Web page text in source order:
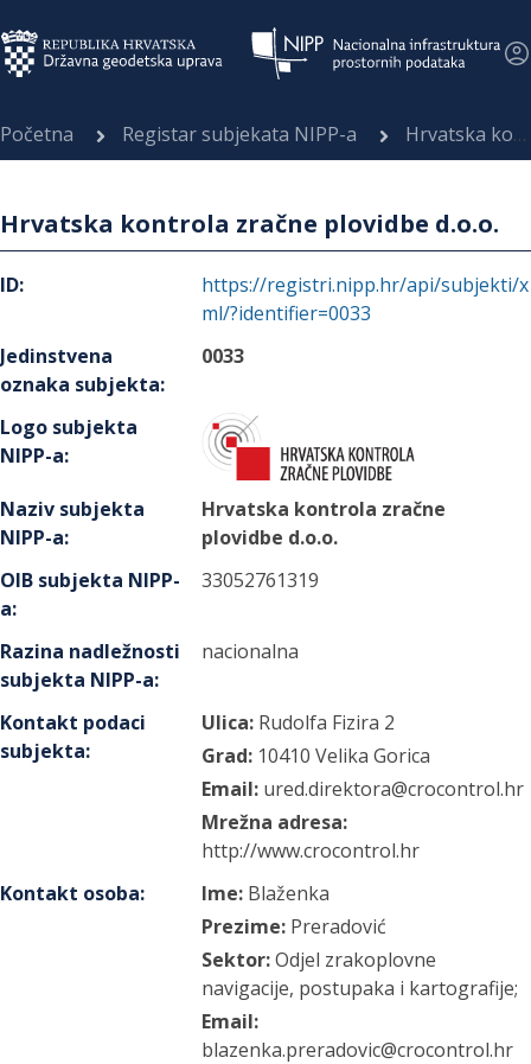
Početna Registar subjekata NIPP-a Hrvatska kontrola zračne plovidbe d.o.o.
Hrvatska kontrola zračne plovidbe d.o.o.
ID:
https://registri.nipp.hr/api/subjekti/x
ml/?identifier=0033
Jedinstvena
oznaka subjekta:
0033
Logo subjekta
NIPP-a:
Naziv subjekta
NIPP-a:
Hrvatska kontrola zračne
plovidbe d.o.o.
OIB subjekta NIPP-
a:
33052761319
Razina nadležnosti
subjekta NIPP-a:
nacionalna
Kontakt podaci
subjekta:
Ulica: Rudolfa Fizira 2
Grad: 10410 Velika Gorica
Email: ured.direktora@crocontrol.hr
Mrežna adresa:
http://www.crocontrol.hr
Kontakt osoba: Ime: Blaženka
Prezime: Preradović
Sektor:Odjel zrakoplovne
navigacije, postupaka i kartografije;
Email:
blazenka.preradovic@crocontrol.hr